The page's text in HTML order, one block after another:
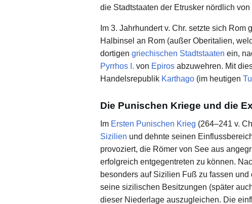
die Stadtstaaten der Etrusker nördlich
Im 3. Jahrhundert v. Chr. setzte sich Rom
Halbinsel an Rom (außer Oberitalien,
dortigen griechischen Stadtstaaten ein,
Pyrrhos I. von Epiros abzuwehren. Mit
Handelsrepublik Karthago (im heutigen
Die Punischen Kriege und die
Im Ersten Punischen Krieg (264–241 v.
Sizilien und dehnte seinen
provoziert, die Römer von See aus
erfolgreich entgegentreten zu können.
besonders auf Sizilien Fuß zu fassen
seine sizilischen Besitzungen (später
dieser Niederlage auszugleichen. Die